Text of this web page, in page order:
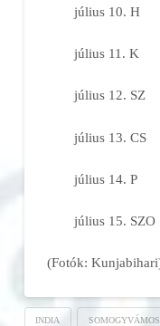
július 10. H
július 11. K
július 12. SZ
július 13. CS
július 14. P
július 15. SZO
(Fotók:
INDIA SOMOGYVÁMOS